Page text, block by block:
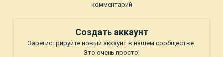
комментарий
Создать аккаунт
Зарегистрируйте новый аккаунт в нашем сообществе.
Это очень просто!